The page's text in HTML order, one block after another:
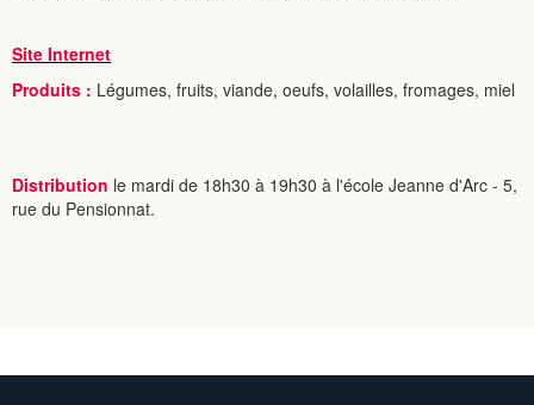
Site Internet
Produits : Légumes, fruits, viande, oeufs, volailles, fromages, miel
Distribution le mardi de 18h30 à 19h30 à l'école Jeanne d'Arc - 5,
rue du Pensionnat.